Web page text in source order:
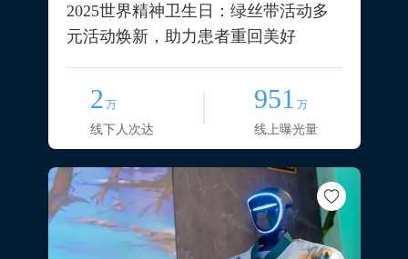
2025世界精神卫生日：绿丝带活动多
元活动焕新，助力患者重回美好
2 万
线下人次达
951 万
线上曝光量